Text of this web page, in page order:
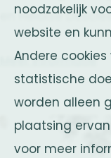
noodzakelijk
website en
Andere
statistische
worden alleen
plaatsing
voor meer
enkel de
het volledige
het einde van
venster met een
onmiddellijk kunt
en Héloïse
mogelijkheid om
vaardigheden te
afgesloten met
feestavond.
Meer informatie